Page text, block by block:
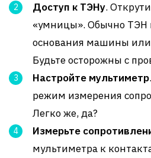
Доступ к ТЭНу.
«умницы». Обычно ТЭН
основания машины или
Будьте осторожны с
Настройте мультиметр
режим измерения
Легко же, да?
Измерьте
мультиметра к